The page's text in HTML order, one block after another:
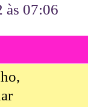
às 07:06